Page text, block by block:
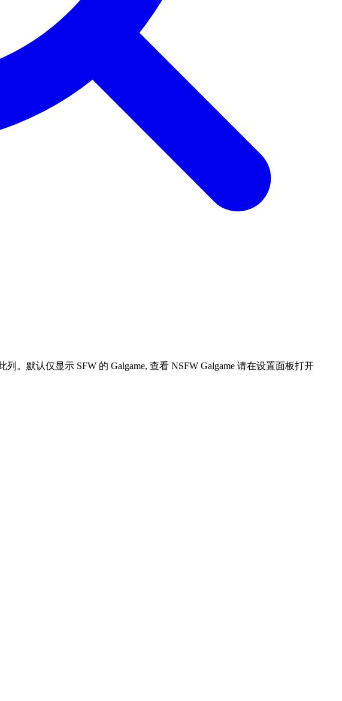
。默认仅显示 SFW 的 Galgame, 查看 NSFW Galgame 请在设置面板打开